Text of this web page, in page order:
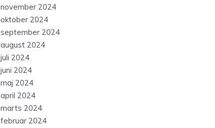
november 2024
oktober 2024
september 2024
august 2024
juli 2024
juni 2024
maj 2024
april 2024
marts 2024
februar 2024